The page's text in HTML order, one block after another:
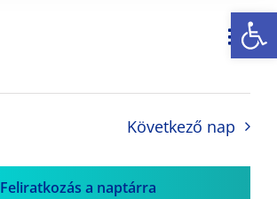
Nap
Következő nap
Feliratkozás a naptárra